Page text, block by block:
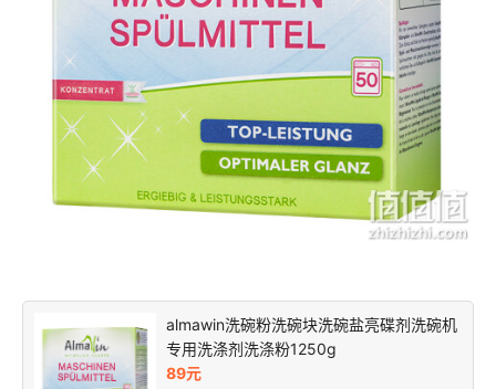
almawin洗碗粉洗碗块洗碗盐亮碟剂洗碗机
专用洗涤剂洗涤粉1250g
89元